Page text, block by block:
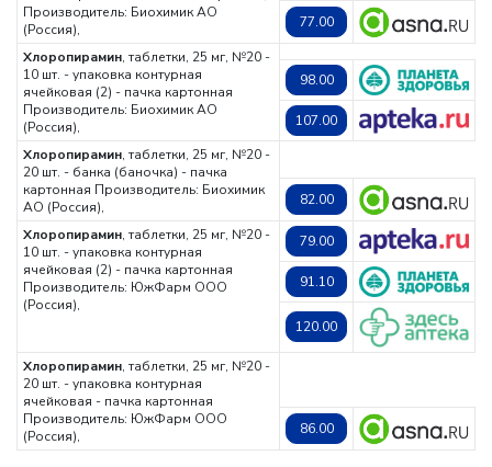
Производитель: Биохимик АО
(Россия),
77.00
Хлоропирамин, таблетки, 25 мг, №20 -
10 шт. - упаковка контурная
ячейковая (2) - пачка картонная
Производитель: Биохимик АО
(Россия),
98.00
107.00
Хлоропирамин, таблетки, 25 мг, №20 -
20 шт. - банка (баночка) - пачка
картонная Производитель: Биохимик
АО (Россия),
82.00
Хлоропирамин, таблетки, 25 мг, №20 -
10 шт. - упаковка контурная
ячейковая (2) - пачка картонная
Производитель: ЮжФарм ООО
(Россия),
79.00
91.10
120.00
Хлоропирамин, таблетки, 25 мг, №20 -
20 шт. - упаковка контурная
ячейковая - пачка картонная
Производитель: ЮжФарм ООО
(Россия),
86.00